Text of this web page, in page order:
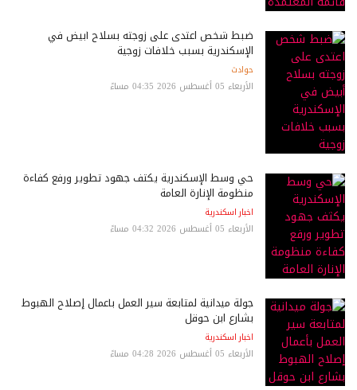
ضبط شخص اعتدى على زوجته بسلاح أبيض في
الإسكندرية بسبب خلافات زوجية
حوادث
الأربعاء 05 أغسطس 2026 04:35 مساءً
حي وسط الإسكندرية يكثف جهود تطوير ورفع كفاءة
منظومة الإنارة العامة
اخبار اسكندرية
الأربعاء 05 أغسطس 2026 04:32 مساءً
جولة ميدانية لمتابعة سير العمل بأعمال إصلاح الهبوط
بشارع ابن حوقل
اخبار اسكندرية
الأربعاء 05 أغسطس 2026 04:28 مساءً